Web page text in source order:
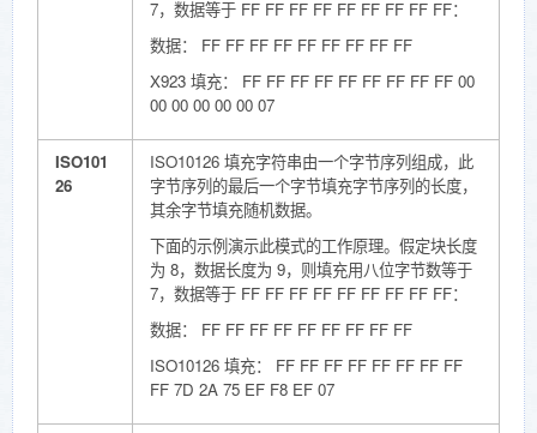
7，数据等于 FF FF FF FF FF FF FF FF FF：
数据： FF FF FF FF FF FF FF FF FF
X923 填充： FF FF FF FF FF FF FF FF FF 00
00 00 00 00 00 07
ISO101
26
ISO10126 填充字符串由一个字节序列组成，此
字节序列的最后一个字节填充字节序列的长度，
其余字节填充随机数据。
下面的示例演示此模式的工作原理。假定块长度
为 8，数据长度为 9，则填充用八位字节数等于
7，数据等于 FF FF FF FF FF FF FF FF FF：
数据： FF FF FF FF FF FF FF FF FF
ISO10126 填充： FF FF FF FF FF FF FF FF
FF 7D 2A 75 EF F8 EF 07